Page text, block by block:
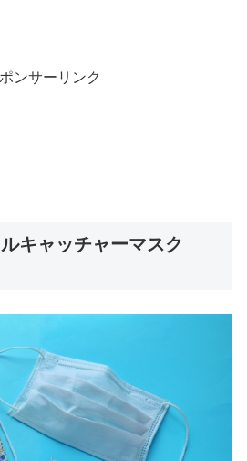
ンサーリンク
キャッチャーマスク